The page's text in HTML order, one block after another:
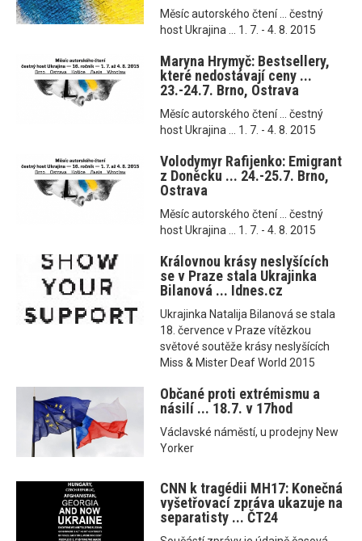
Měsíc autorského čtení ... čestný
host Ukrajina ... 1. 7. - 4. 8. 2015
Maryna Hrymyč: Bestsellery,
které nedostávají ceny ...
23.-24.7. Brno, Ostrava
Měsíc autorského čtení ... čestný
host Ukrajina ... 1. 7. - 4. 8. 2015
Volodymyr Rafijenko: Emigrant
z Doněcku ... 24.-25.7. Brno,
Ostrava
Měsíc autorského čtení ... čestný
host Ukrajina ... 1. 7. - 4. 8. 2015
Královnou krásy neslyšících
se v Praze stala Ukrajinka
Bilanová ... Idnes.cz
Ukrajinka Natalija Bilanová se stala
18. července v Praze vítězkou
světové soutěže krásy neslyšících
Miss & Mister Deaf World 2015
Občané proti extrémismu a
násilí ... 18.7. v 17hod
Václavské náměstí, u prodejny New
Yorker
CNN k tragédii MH17: Konečná
vyšetřovací zpráva ukazuje na
separatisty ... ČT24